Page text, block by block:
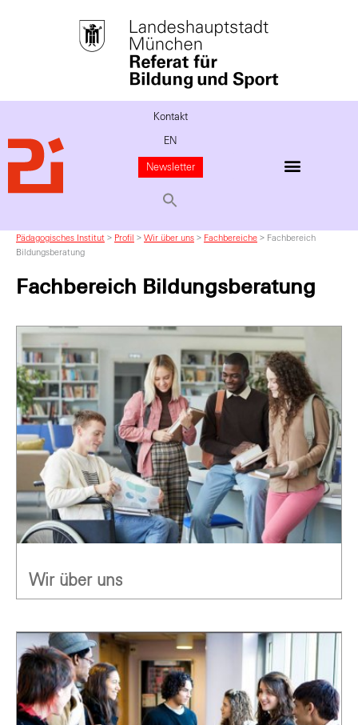
Kontakt
EN
Newsletter
Pädagogisches Institut > Profil > Wir über uns > Fachbereiche > Fachbereich
Bildungsberatung
Fachbereich Bildungsberatung
Wir über uns